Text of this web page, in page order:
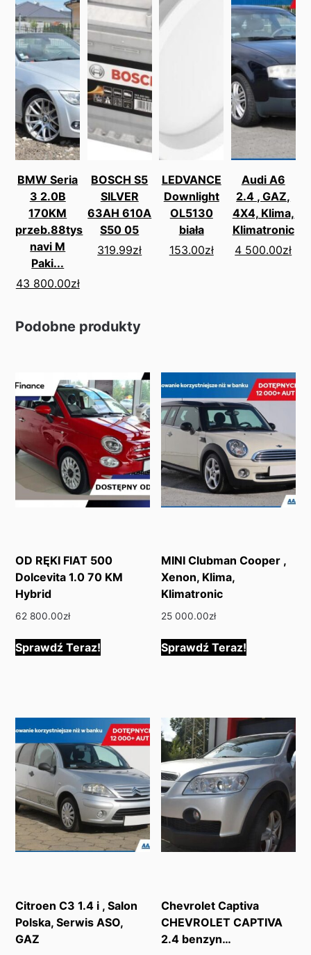
BMW Seria
3 2.0B
170KM
przeb.88tys
navi M
Paki...
43 800.00zł
BOSCH S5
SILVER
63AH 610A
S50 05
319.99zł
LEDVANCE
Downlight
OL5130
biała
153.00zł
Audi A6
2.4 , GAZ,
4X4, Klima,
Klimatronic
4 500.00zł
Podobne produkty
OD RĘKI FIAT 500
Dolcevita 1.0 70 KM
Hybrid
62 800.00zł
Sprawdź Teraz!
MINI Clubman Cooper ,
Xenon, Klima,
Klimatronic
25 000.00zł
Sprawdź Teraz!
Citroen C3 1.4 i , Salon
Polska, Serwis ASO,
GAZ
Chevrolet Captiva
CHEVROLET CAPTIVA
2.4 benzyn…